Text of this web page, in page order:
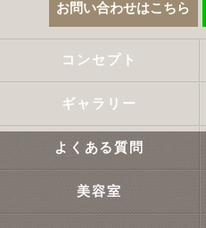
お問い合わせはこちら
コンセプト
ギャラリー
よくある質問
美容室